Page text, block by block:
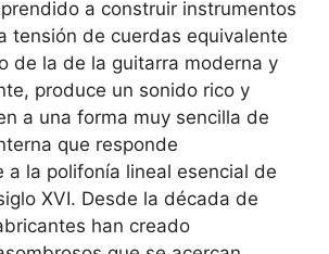
a construir instrumentos
tensión de cuerdas equivalente
de la de la guitarra moderna y
produce un sonido rico y
a una forma muy sencilla de
que responde
a la polifonía lineal esencial de
XVI. Desde la década de
han creado